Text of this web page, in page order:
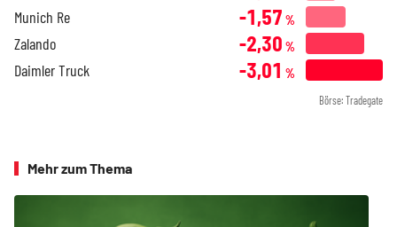
Munich Re -1,57 %
Zalando -2,30 %
Daimler Truck -3,01 %
Börse: Tradegate
Mehr zum Thema